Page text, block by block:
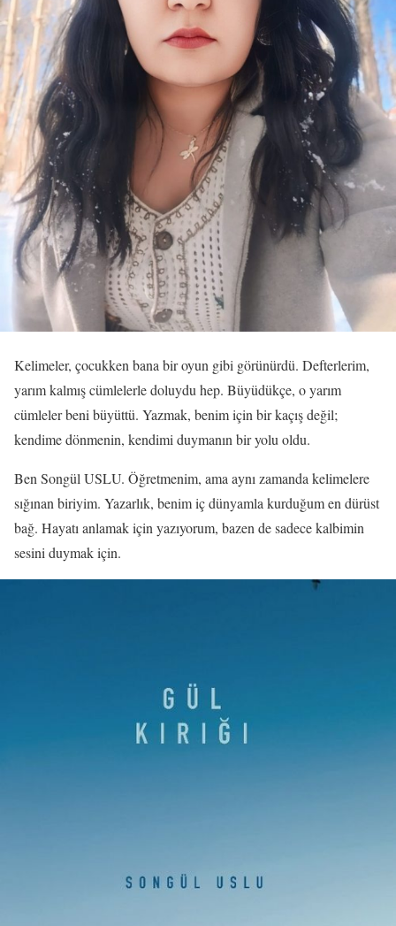
Kelimeler, çocukken bana bir oyun gibi görünürdü. Defterlerim,
yarım kalmış cümlelerle doluydu hep. Büyüdükçe, o yarım
cümleler beni büyüttü. Yazmak, benim için bir kaçış değil;
kendime dönmenin, kendimi duymanın bir yolu oldu.
Ben Songül USLU. Öğretmenim, ama aynı zamanda kelimelere
sığınan biriyim. Yazarlık, benim iç dünyamla kurduğum en dürüst
bağ. Hayatı anlamak için yazıyorum, bazen de sadece kalbimin
sesini duymak için.